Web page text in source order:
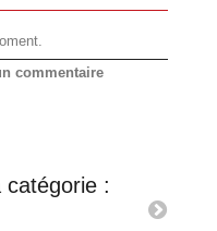
commentaire
catégorie :